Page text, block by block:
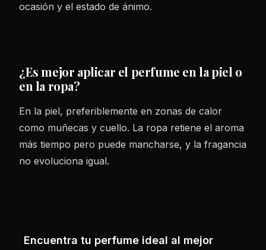
ocasión y el estado de ánimo.
¿Es mejor aplicar el perfume en la piel o
en la ropa?
En la piel, preferiblemente en zonas de calor
como muñecas y cuello. La ropa retiene el aroma
más tiempo pero puede mancharse, y la fragancia
no evoluciona igual.
Encuentra tu perfume ideal al mejor